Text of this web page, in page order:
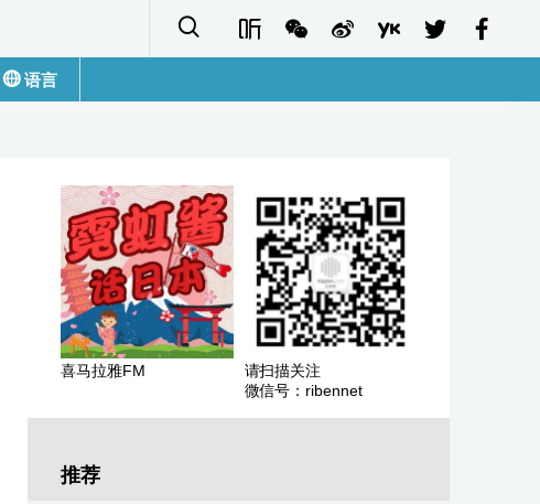
语言
Français
Español
Русский
喜马拉雅FM
请扫描关注
微信号：ribennet
推荐